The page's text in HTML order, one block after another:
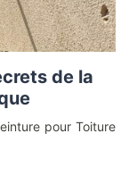
de la
pour Toiture